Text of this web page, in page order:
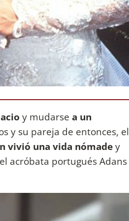
y mudarse a un
y su pareja de entonces, el
vivió una vida nómadey
acróbata portugués Adans